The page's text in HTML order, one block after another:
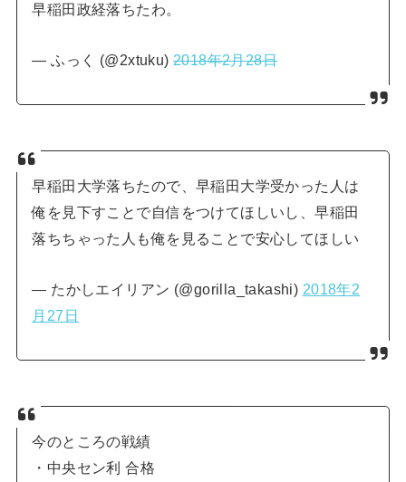
早稲田政経落ちたわ。
— ふっく (@2xtuku) 2018年2月28日
早稲田大学落ちたので、早稲田大学受かった人は
俺を見下すことで自信をつけてほしいし、早稲田
落ちちゃった人も俺を見ることで安心してほしい
— たかしエイリアン (@gorilla_takashi) 2018年2
月27日
今のところの戦績
・中央セン利 合格